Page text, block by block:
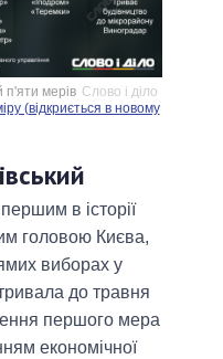
п'яти мерів Слово і діло
(відкриється в новому
в історії
головою Києва,
виборах у
до травня
першого мера
економічної